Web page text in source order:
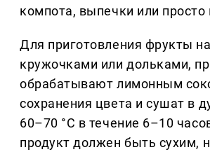
компота, выпечки или просто
Для приготовления фрукты
кружочками или дольками,
обрабатывают лимонным
сохранения цвета и сушат в
60–70 °C в течение 6–10
продукт должен быть сухим,